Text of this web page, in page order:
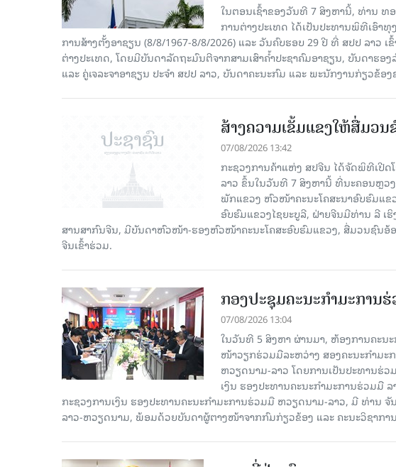
ໃນຕອນເຊົ້າຂອງວັນທີ 7 ສິງຫານີ້, ທ່ານ
ການຕ່າງປະເທດ ໄດ້ເປັນປະທານພິທີເອົາ
ການສ້າງຕັ້ງອາຊຽນ (8/8/1967-8/8/2026) ແລະ ວັນຄົບຮອບ 29 ປີ ທີ່ ສປປ ລາວ
ຕ່າງປະເທດ, ໂດຍມີບັນດາລັດຖະມົນຕີຈາກສາມເສົາຄໍ້າປະຊາຄົມອາຊຽນ, ບັນດາຮ
ແລະ ຄູ່ເຈລະຈາອາຊຽນ ປະຈຳ ສປປ ລາວ, ບັນດາຄະນະກົມ ແລະ ພະນັກງານກ່ຽວຂ້
ສ້າງຄວາມເຂັ້ມແຂງໃຫ້ສື່ມວ
07/08/2026 13:42
ກະຊວງການຄ້າແຫ່ງ ສປຈີນ ໄດ້ຈັດພິທີເປີ
ລາວ ຂຶ້ນໃນວັນທີ 7 ສິງຫານີ້ ທີ່ນະຄອນຫຼວ
ພັກແຂວງ ຫົວໜ້າຄະນະໂຄສະນາອົບຮົມແ
ອົບຮົມແຂວງໄຊຍະບູລີ, ຝ່າຍຈີນມີທ່ານ ລີ
ສານສາກົນຈີນ, ມີບັນດາຫົວໜ້າ-ຮອງຫົວໜ້າຄະນະໂຄສະອົບຮົມແຂວງ, ສື່ມວນຊົນອ້
ຈີນເຂົ້າຮ່ວມ.
ກອງປະຊຸມຄະນະກຳມະການ
07/08/2026 13:04
ໃນວັນທີ 5 ສິງຫາ ຜ່ານມາ, ຫ້ອງການຄະນ
ໜ້າວຽກຮ່ວມມືລະຫວ່າງ ສອງຄະນະກຳມະ
ຫວຽດນາມ-ລາວ ໂດຍການເປັນປະທານຮ່
ເງິນ ຮອງປະທານຄະນະກຳມະການຮ່ວມມື
ກະຊວງການເງິນ ຮອງປະທານຄະນະກຳມະການຮ່ວມມື ຫວຽດນາມ-ລາວ, ມີ ທ່າ
ລາວ-ຫວຽດນາມ, ພ້ອມດ້ວຍບັນດາຜູ້ຕາງໜ້າຈາກກົມກ່ຽວຂ້ອງ ແລະ ຄະນະວິຊາກາ